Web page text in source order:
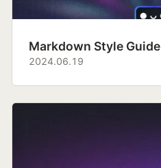
Markdown Style Guide
2024.06.19